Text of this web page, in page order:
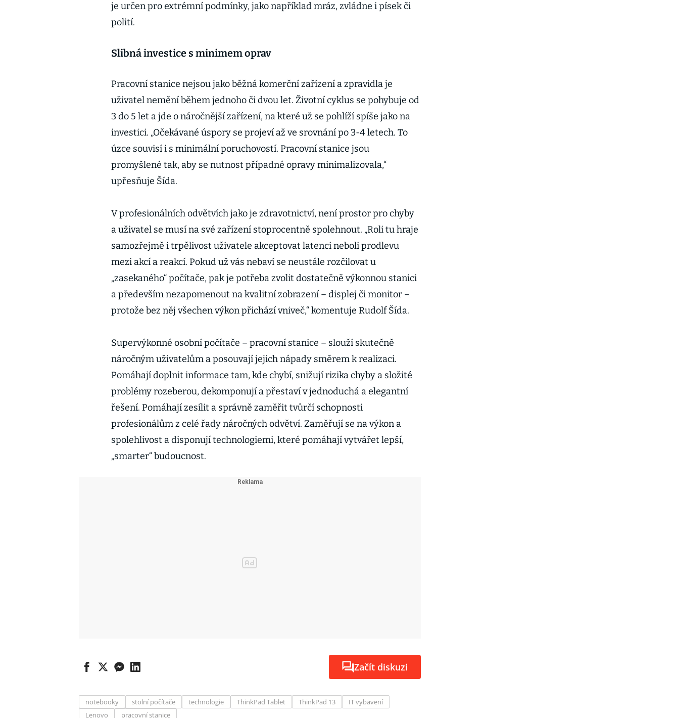
je určen pro extrémní podmínky, jako například mráz, zvládne i písek či
polití.
Slibná investice s minimem oprav
Pracovní stanice nejsou jako běžná komerční zařízení a zpravidla je
uživatel nemění během jednoho či dvou let. Životní cyklus se pohybuje od
3 do 5 let a jde o náročnější zařízení, na které už se pohlíží spíše jako na
investici. „Očekávané úspory se projeví až ve srovnání po 3-4 letech. To
úzce souvisí i s minimální poruchovostí. Pracovní stanice jsou
promyšlené tak, aby se nutnost případné opravy minimalizovala,“
upřesňuje Šída.
V profesionálních odvětvích jako je zdravotnictví, není prostor pro chyby
a uživatel se musí na své zařízení stoprocentně spolehnout. „Roli tu hraje
samozřejmě i trpělivost uživatele akceptovat latenci neboli prodlevu
mezi akcí a reakcí. Pokud už vás nebaví se neustále rozčilovat u
„zasekaného“ počítače, pak je potřeba zvolit dostatečně výkonnou stanici
a především nezapomenout na kvalitní zobrazení – displej či monitor –
protože bez něj všechen výkon přichází vniveč,“ komentuje Rudolf Šída.
Supervýkonné osobní počítače – pracovní stanice – slouží skutečně
náročným uživatelům a posouvají jejich nápady směrem k realizaci.
Pomáhají doplnit informace tam, kde chybí, snižují rizika chyby a složité
problémy rozeberou, dekomponují a přestaví v jednoduchá a elegantní
řešení. Pomáhají zesílit a správně zaměřit tvůrčí schopnosti
profesionálům z celé řady náročných odvětví. Zaměřují se na výkon a
spolehlivost a disponují technologiemi, které pomáhají vytvářet lepší,
„smarter“ budoucnost.
Začít diskuzi
notebooky stolní počítače technologie ThinkPad Tablet ThinkPad 13
IT vybavení
Lenovo
pracovní stanice